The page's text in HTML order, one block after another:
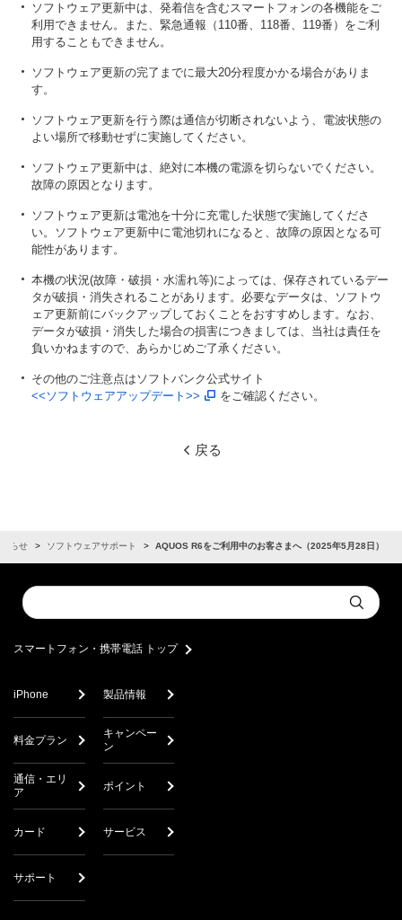
ソフトウェア更新中は、発着信を含むスマートフォンの各機能をご
利用できません。また、緊急通報（110番、118番、119番）をご利
用することもできません。
ソフトウェア更新の完了までに最大20分程度かかる場合がありま
す。
ソフトウェア更新を行う際は通信が切断されないよう、電波状態の
よい場所で移動せずに実施してください。
ソフトウェア更新中は、絶対に本機の電源を切らないでください。
故障の原因となります。
ソフトウェア更新は電池を十分に充電した状態で実施してくださ
い。ソフトウェア更新中に電池切れになると、故障の原因となる可
能性があります。
本機の状況(故障・破損・水濡れ等)によっては、保存されているデー
タが破損・消失されることがあります。必要なデータは、ソフトウ
ェア更新前にバックアップしておくことをおすすめします。なお、
データが破損・消失した場合の損害につきましては、当社は責任を
負いかねますので、あらかじめご了承ください。
その他のご注意点はソフトバンク公式サイト
<<ソフトウェアアップデート>>
をご確認ください。
戻る
らせ ソフトウェアサポート AQUOS R6をご利用中のお客さまへ（2025年5月28日）
Conduct
a
Submit
スマートフォン・携帯電話 トップ
iPhone 製品情報
料金プラン
キャンペー
ン
通信・エリ
ア
ポイント
カード サービス
サポート